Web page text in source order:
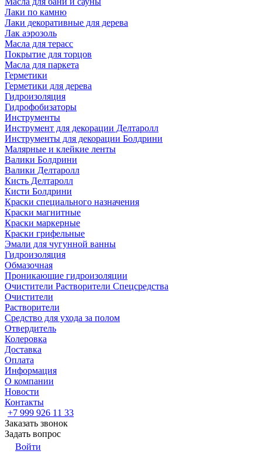
Лаки по камню
Лаки декоративные для дерева
Лак аэрозоль
Масла для терасс
Покрытие для торцов
Масла для паркета
Герметики
Герметики для дерева
Гидроизоляция
Гидрофобизаторы
Инструменты
Инструмент для декорации Делтаролл
Инструменты для декорации Болдрини
Малярные и клейкие ленты
Валики Болдрини
Валики Делтаролл
Кисть Делтаролл
Кисти Болдрини
Краски специального назначения
Краски магнитные
Краски маркерные
Краски грифельные
Эмали для чугунной ванны
Гидроизоляция
Обмазочная
Проникающие гидроизоляции
Очистители Растворители Спецсредства
Очистители
Растворители
Средство для ухода за полом
Отвердитель
Колеровка
Доставка
Оплата
Информация
О компании
Новости
Контакты
+7 999 926 11 33
Заказать звонок
Задать вопрос
Войти